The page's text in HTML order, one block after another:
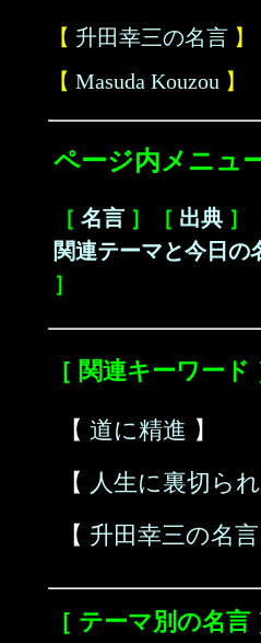
【 升田幸三の名言 】
【 Masuda Kouzou 】
ページ内メニュ
［ 名言 ］［ 出典 ］
関連テーマと今日の
］
［ 関連キーワード
【 道に精進 】
【 人生に裏切ら
【 升田幸三の名言
［ テーマ別の名言